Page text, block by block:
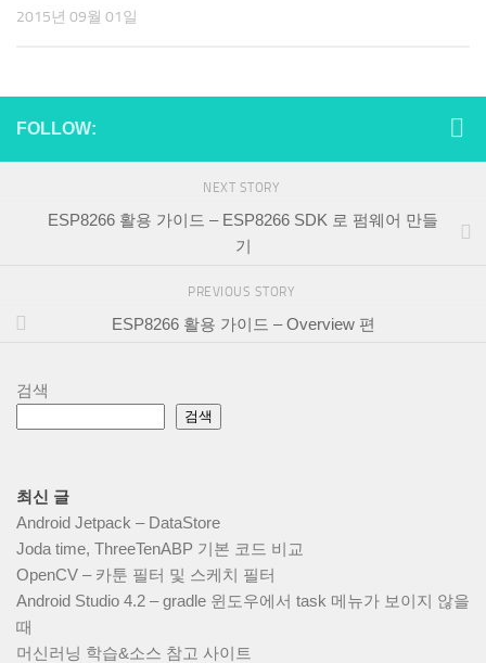
2015년 09월 01일
FOLLOW:
NEXT STORY
ESP8266 활용 가이드 – ESP8266 SDK 로 펌웨어 만들
기
PREVIOUS STORY
ESP8266 활용 가이드 – Overview 편
검색
검색
최신 글
Android Jetpack – DataStore
Joda time, ThreeTenABP 기본 코드 비교
OpenCV – 카툰 필터 및 스케치 필터
Android Studio 4.2 – gradle 윈도우에서 task 메뉴가 보이지 않을
때
머신러닝 학습&소스 참고 사이트